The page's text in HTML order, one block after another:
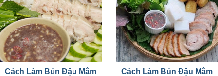
Cách Làm Bún Đậu Mắm
Cách Làm Bún Đậu Mắm